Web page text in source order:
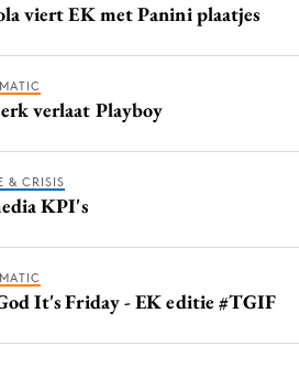
viert EK met Panini plaatjes
verlaat Playboy
& CRISIS
KPI's
It's Friday - EK editie #TGIF